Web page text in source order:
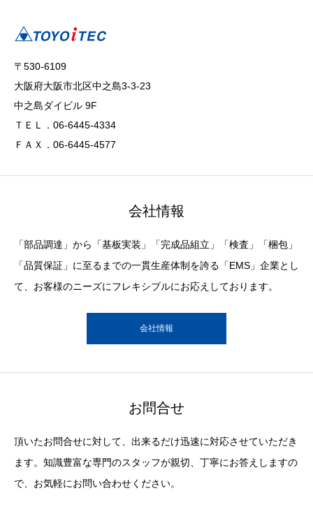
〒530-6109
大阪府大阪市北区中之島3-3-23
中之島ダイビル 9F
ＴＥＬ．06-6445-4334
ＦＡＸ．06-6445-4577
会社情報
「部品調達」から「基板実装」「完成品組立」「検査」「梱包」
「品質保証」に至るまでの一貫生産体制を誇る「EMS」企業とし
て、お客様のニーズにフレキシブルにお応えしております。
会社情報
お問合せ
頂いたお問合せに対して、出来るだけ迅速に対応させていただき
ます。知識豊富な専門のスタッフが親切、丁寧にお答えしますの
で、お気軽にお問い合わせください。